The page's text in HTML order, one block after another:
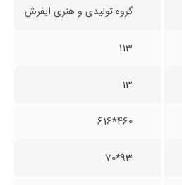
گروه تولیدی و هنری ایفرش
113
13
460*616
93*70